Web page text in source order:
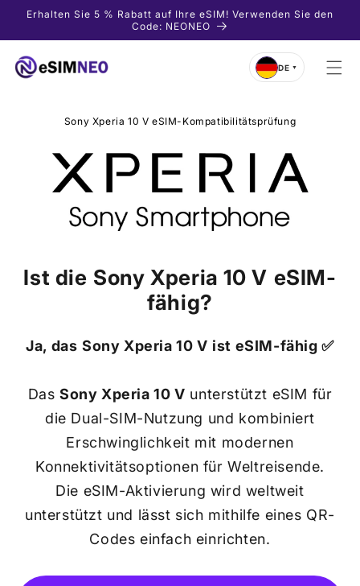
zum
Erhalten Sie 5 % Rabatt auf Ihre eSIM! Verwenden Sie den
Code: NEONEO
DE ▼
Sony Xperia 10 V eSIM-Kompatibilitätsprüfung
Ist die Sony Xperia 10 V eSIM-
fähig?
Ja, das Sony Xperia 10 V ist eSIM-fähig ✅
DasSony Xperia 10 V unterstützt eSIM für
die Dual-SIM-Nutzung und kombiniert
Erschwinglichkeit mit modernen
Konnektivitätsoptionen für Weltreisende.
Die eSIM-Aktivierung wird weltweit
unterstützt und lässt sich mithilfe eines QR-
Codes einfach einrichten.